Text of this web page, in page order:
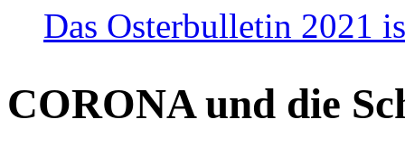
Das Osterbulletin 2021
CORONA und die